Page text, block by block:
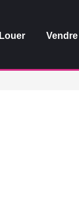
Louer Vendre